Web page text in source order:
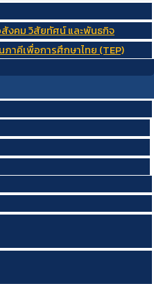
งคม วิสัยทัศน์ และพันธกิจ
าคีเพื่อการศึกษาไทย (TEP)